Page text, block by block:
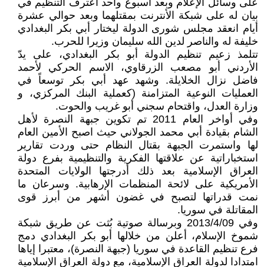
على وسائل الإعلام وبعد أسبوع واحد اعترف التنظيم في
بيان له على شبكة الأنترنت بمقتلهما وبعد حوالي عشرة
أيام انعقد مجلس شورى الدولة ليختار أبي بكر البغدادي
خليفة له والناصر لدين الله سليمان وزيرا للحرب.
تتلمذ زعيم تنظيم الدولة أبو بكر البغدادي، على يدّ
الأردني أبو مصعب الزرقاوي، الاسم الحركي لأحمد
فاضل نزال الخلايلة. وشهد عهد أبي بكر توسعاً في
العمليات النوعية المتزامنة (كعملية البنك المركزي، و
وزارة العدل، واقتحام سجني أبو غريب والحوت.
وفي أواخر العام 2011 تم تكوين جبهة النصرة لأهل
الشام بقيادة أبي محمد الجولاني حيث اصبح الأمين العام
لها واستمرت الجبهة بقتال النظام حتى وردت تقارير
استخباراتية عن علاقتها الفكرية والتنظيمية بفرع دولة
العراق الإسلامية بعد ذلك أدرجتها الولايات المتحدة
الأمريكية على لائحة المنظمات الإرهابية. وسرعان ما
نمت قدراتها لتصبح في غضون أشهر من أبرز قوى
المقاتلة في سوريا.
وفي 2013/4/09 وبرسالة صوتية بُثت عن طريق شبكة
شموخ الإسلام، أعلن من خلالها أبو بكر البغدادي دمج
فرع تنظيم القاعدة في سوريا (جبهة النصرة)، معتبرا إياها
امتدادا لدولة العراق الإسلامية، مع دولة العراق الإسلامية